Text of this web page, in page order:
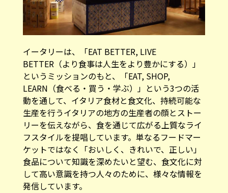
イータリーは、「EAT BETTER, LIVE
BETTER（より食事は人生をより豊かにする）」
というミッションのもと、「EAT, SHOP,
LEARN（食べる・買う・学ぶ）」という3つの活
動を通して、イタリア食材と食文化、持続可能な
生産を行うイタリアの地方の生産者の顔とストー
リーを伝えながら、食を通じて広がる上質なライ
フスタイルを提唱しています。単なるフードマー
ケットではなく「おいしく、きれいで、正しい」
食品について知識を深めたいと望む、食文化に対
して高い意識を持つ人々のために、様々な情報を
発信しています。